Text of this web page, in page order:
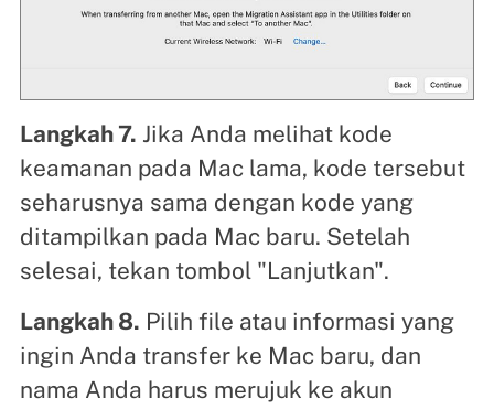
Langkah 7. Jika Anda melihat kode
keamanan pada Mac lama, kode tersebut
seharusnya sama dengan kode yang
ditampilkan pada Mac baru. Setelah
selesai, tekan tombol "Lanjutkan".
Langkah 8. Pilih file atau informasi yang
ingin Anda transfer ke Mac baru, dan
nama Anda harus merujuk ke akun